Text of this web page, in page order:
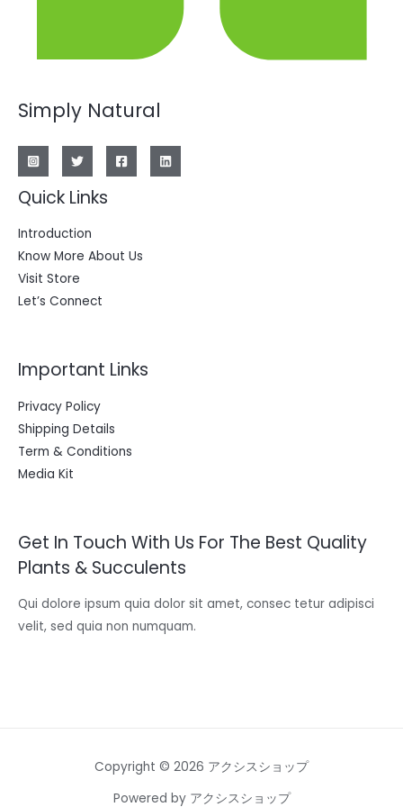
Simply Natural
Quick Links
Introduction
Know More About Us
Visit Store
Let’s Connect
Important Links
Privacy Policy
Shipping Details
Term & Conditions
Media Kit
Get In Touch With Us For The Best Quality
Plants & Succulents
Qui dolore ipsum quia dolor sit amet, consec tetur adipisci
velit, sed quia non numquam.
Copyright © 2026 アクシスショップ
Powered by アクシスショップ